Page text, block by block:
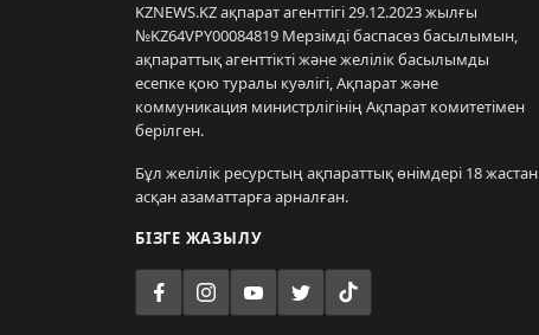
KZNEWS.KZ ақпарат агенттігі 29.12.2023 жылғы
№KZ64VPY00084819 Мерзімді баспасөз басылымын,
ақпараттық агенттікті және желілік басылымды
есепке қою туралы куәлігі, Ақпарат және
коммуникация министрлігінің Ақпарат комитетімен
берілген.
Бұл желілік ресурстың ақпараттық өнімдері 18 жастан
асқан азаматтарға арналған.
БІЗГЕ ЖАЗЫЛУ